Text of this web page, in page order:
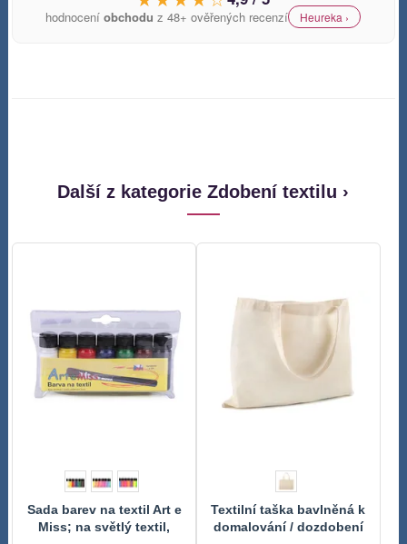
hodnoceníobchodu z 48+ ověřených recenzí Heureka ›
Další z kategorie Zdobení textilu ›
Sada barev na textil Art e
Miss; na světlý textil,
Textilní taška bavlněná k
domalování / dozdobení